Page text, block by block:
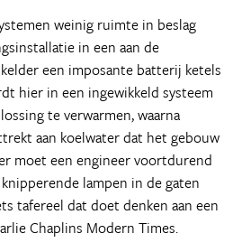
weinig ruimte in beslag
in een aan de
een imposante batterij ketels
hier in een ingewikkeld systeem
te verwarmen, waarna
aan koelwater dat het gebouw
moet een engineer voortdurend
lampen in de gaten
tafereel dat doet denken aan een
Chaplins Modern Times.